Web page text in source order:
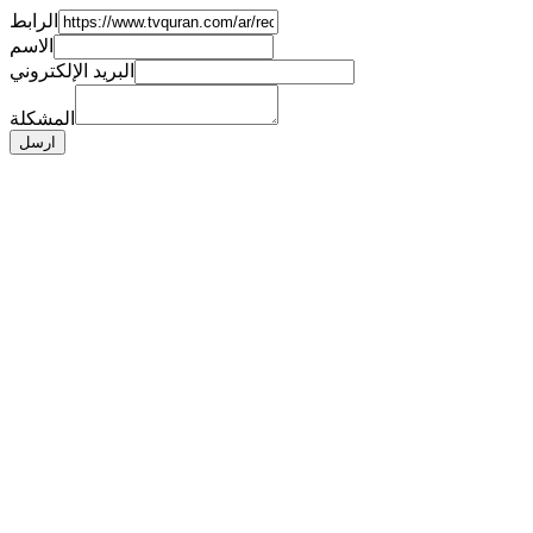
الرابط
الاسم
البريد الإلكتروني
المشكلة
ارسل